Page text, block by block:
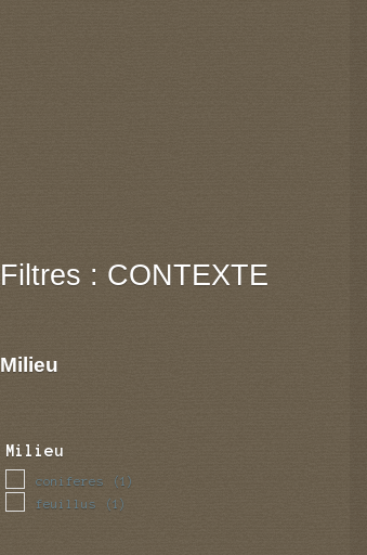
Filtres : CONTEXTE
Milieu
Milieu
coniferes (1)
feuillus (1)